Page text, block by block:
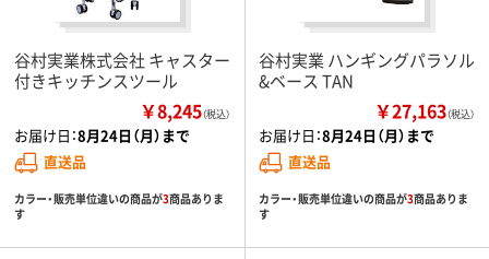
谷村実業株式会社 キャスター
付きキッチンスツール
￥8,245（税込）
お届け日：8月24日（月）まで
直送品
カラー・販売単位違いの商品が3商品ありま
す
谷村実業 ハンギングパラソル
&ベース TAN
￥27,163（税込）
お届け日：8月24日（月）まで
直送品
カラー・販売単位違いの商品が3商品ありま
す